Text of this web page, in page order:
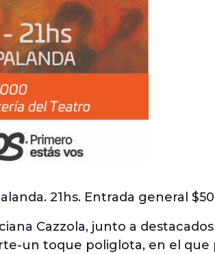
21hs. Entrada general
Cazzola, junto a
un toque poliglota, en el